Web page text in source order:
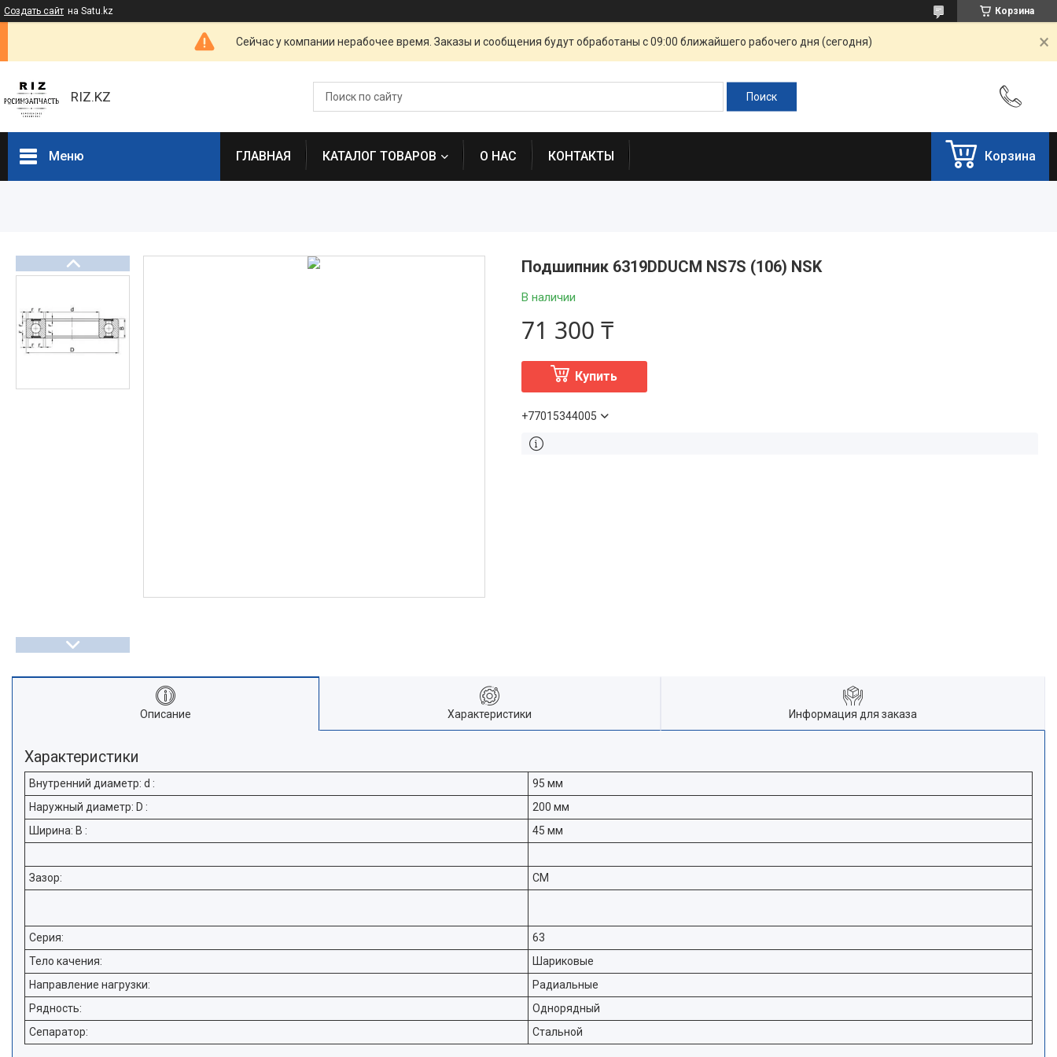
Создать сайт на Satu.kz Корзина
Сейчас у компании нерабочее время. Заказы и сообщения будут обработаны с 09:00 ближайшего рабочего дня (сегодня)
RIZ.KZ
Меню ГЛАВНАЯ КАТАЛОГ ТОВАРОВ О НАС КОНТАКТЫ Корзина
Подшипник 6319DDUCM NS7S (106) NSK
В наличии
71 300 ₸
Купить
+77015344005
Описание Характеристики Информация для заказа
Характеристики
Внутренний диаметр: d :
95 мм
Наружный диаметр: D :
200 мм
Ширина: В :
45 мм
Зазор: CM
Серия:
63
Тело качения:
Шариковые
Направление нагрузки:
Радиальные
Рядность:
Однорядный
Сепаратор:
Стальной